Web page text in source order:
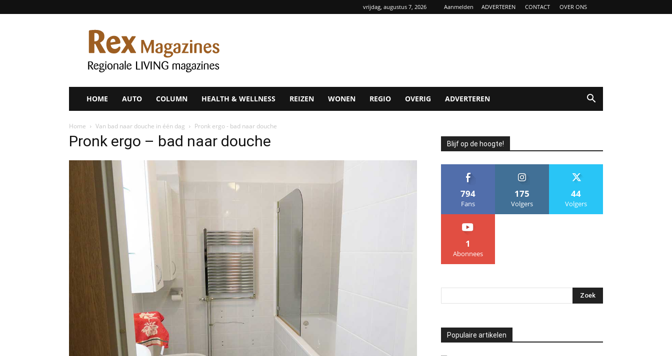
vrijdag, augustus 7, 2026 Aanmelden ADVERTEREN CONTACT OVER ONS
Rex
Magazines
HOME AUTO COLUMN HEALTH & WELLNESS REIZEN WONEN REGIO OVERIG ADVERTEREN
Home Van bad naar douche in één dag Pronk ergo - bad naar douche
Pronk ergo – bad naar douche Blijf op de hoogte!
794
Fans
175
Volgers
44
Volgers
1
Abonnees
Populaire artikelen